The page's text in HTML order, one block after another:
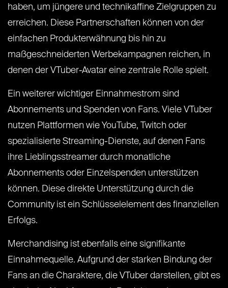
haben, um jüngere und technikaffine Zielgruppen zu
erreichen. Diese Partnerschaften können von der
einfachen Produkterwähnung bis hin zu
maßgeschneiderten Werbekampagnen reichen, in
denen der VTuber-Avatar eine zentrale Rolle spielt.
Ein weiterer wichtiger Einnahmestrom sind
Abonnements und Spenden von Fans. Viele VTuber
nutzen Plattformen wie YouTube, Twitch oder
spezialisierte Streaming-Dienste, auf denen Fans
ihre Lieblingsstreamer durch monatliche
Abonnements oder Einzelspenden unterstützen
können. Diese direkte Unterstützung durch die
Community ist ein Schlüsselelement des finanziellen
Erfolgs.
Merchandising ist ebenfalls eine signifikante
Einnahmequelle. Aufgrund der starken Bindung der
Fans an die Charaktere, die VTuber darstellen, gibt es